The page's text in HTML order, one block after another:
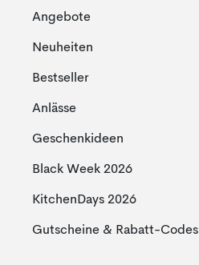
Angebote
Neuheiten
Bestseller
Anlässe
Geschenkideen
Black Week 2026
KitchenDays 2026
Gutscheine & Rabatt-Codes